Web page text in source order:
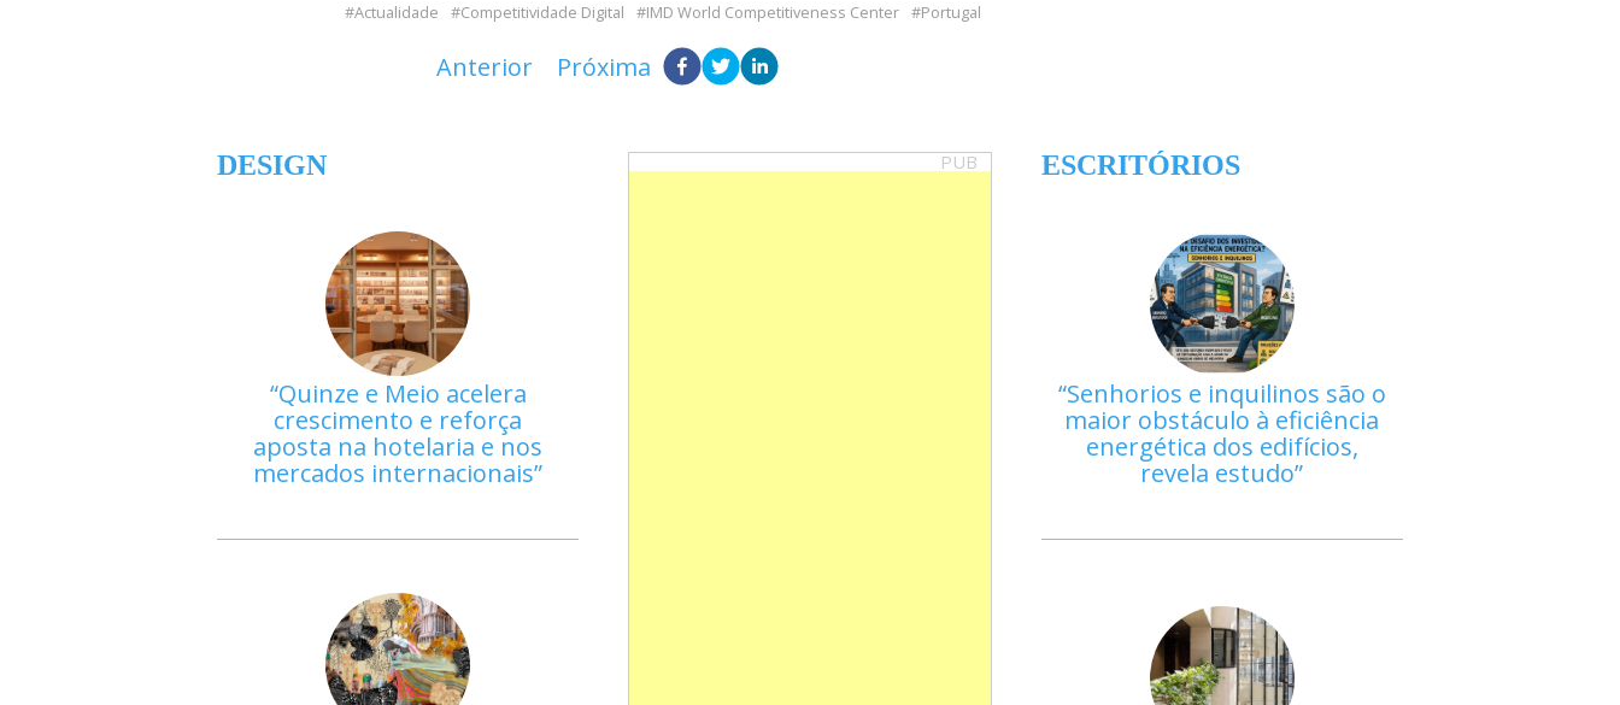
Actualidade Competitividade Digital IMD World Competitiveness Center Portugal
Anterior Próxima
DESIGN
Quinze e Meio acelera
crescimento e reforça
aposta na hotelaria e nos
mercados internacionais
PUB ESCRITÓRIOS
Senhorios e inquilinos são o
maior obstáculo à eficiência
energética dos edifícios,
revela estudo